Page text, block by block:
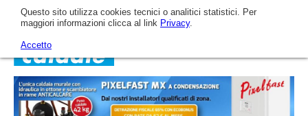
Home
Questo sito utilizza cookies tecnici o analitici statistici. Per
maggiori informazioni clicca al link Privacy.
Accetto